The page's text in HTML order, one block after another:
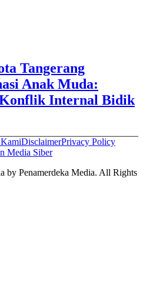
Tangerang
Anak Muda:
Internal Bidik
DisclaimerPrivacy Policy
Media Siber
by Penamerdeka Media. All Rights